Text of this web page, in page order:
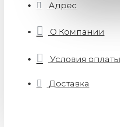
Адрес
О Компании
Условия оплаты
Доставка